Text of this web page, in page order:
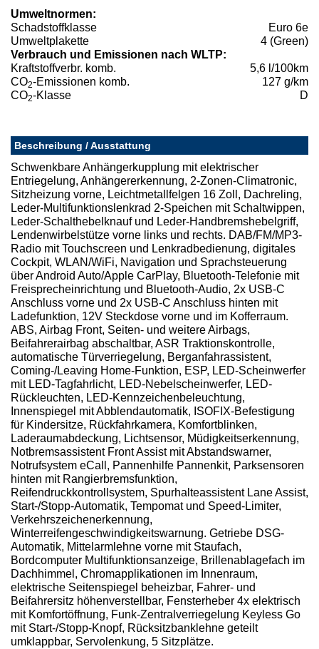
Umweltnormen:
Schadstoffklasse
Euro 6e
Umweltplakette
4 (Green)
Verbrauch und Emissionen nach WLTP:
Kraftstoffverbr. komb.
5,6 l/100km
CO2-Emissionen komb.
127 g/km
CO2-Klasse D
Beschreibung / Ausstattung
Schwenkbare Anhängerkupplung mit elektrischer
Entriegelung, Anhängererkennung, 2-Zonen-Climatronic,
Sitzheizung vorne, Leichtmetallfelgen 16 Zoll, Dachreling,
Leder-Multifunktionslenkrad 2-Speichen mit Schaltwippen,
Leder-Schalthebelknauf und Leder-Handbremshebelgriff,
Lendenwirbelstütze vorne links und rechts. DAB/FM/MP3-
Radio mit Touchscreen und Lenkradbedienung, digitales
Cockpit, WLAN/WiFi, Navigation und Sprachsteuerung
über Android Auto/Apple CarPlay, Bluetooth-Telefonie mit
Freisprecheinrichtung und Bluetooth-Audio, 2x USB-C
Anschluss vorne und 2x USB-C Anschluss hinten mit
Ladefunktion, 12V Steckdose vorne und im Kofferraum.
ABS, Airbag Front, Seiten- und weitere Airbags,
Beifahrerairbag abschaltbar, ASR Traktionskontrolle,
automatische Türverriegelung, Berganfahrassistent,
Coming-/Leaving Home-Funktion, ESP, LED-Scheinwerfer
mit LED-Tagfahrlicht, LED-Nebelscheinwerfer, LED-
Rückleuchten, LED-Kennzeichenbeleuchtung,
Innenspiegel mit Abblendautomatik, ISOFIX-Befestigung
für Kindersitze, Rückfahrkamera, Komfortblinken,
Laderaumabdeckung, Lichtsensor, Müdigkeitserkennung,
Notbremsassistent Front Assist mit Abstandswarner,
Notrufsystem eCall, Pannenhilfe Pannenkit, Parksensoren
hinten mit Rangierbremsfunktion,
Reifendruckkontrollsystem, Spurhalteassistent Lane Assist,
Start-/Stopp-Automatik, Tempomat und Speed-Limiter,
Verkehrszeichenerkennung,
Winterreifengeschwindigkeitswarnung. Getriebe DSG-
Automatik, Mittelarmlehne vorne mit Staufach,
Bordcomputer Multifunktionsanzeige, Brillenablagefach im
Dachhimmel, Chromapplikationen im Innenraum,
elektrische Seitenspiegel beheizbar, Fahrer- und
Beifahrersitz höhenverstellbar, Fensterheber 4x elektrisch
mit Komfortöffnung, Funk-Zentralverriegelung Keyless Go
mit Start-/Stopp-Knopf, Rücksitzbanklehne geteilt
umklappbar, Servolenkung, 5 Sitzplätze.